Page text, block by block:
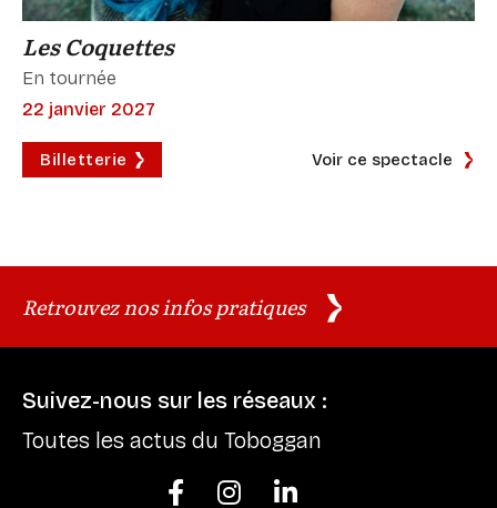
Les Coquettes
En tournée
22 janvier 2027
Billetterie Voir ce spectacle
Retrouvez nos infos pratiques
Suivez-nous sur les réseaux :
Toutes les actus du Toboggan

 